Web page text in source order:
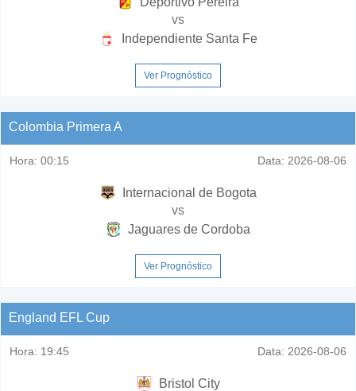
vs
Independiente Santa Fe
Ver Prognóstico
Colombia Primera A
Hora: 00:15 Data: 2026-08-06
Internacional de Bogota
vs
Jaguares de Cordoba
Ver Prognóstico
England EFL Cup
Hora: 19:45 Data: 2026-08-06
Bristol City